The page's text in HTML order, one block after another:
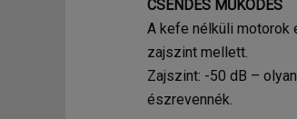
CSENDES MŰKÖDÉS
A kefe nélküli motorok
zajszint mellett.
Zajszint: -50 dB –
észrevennék.